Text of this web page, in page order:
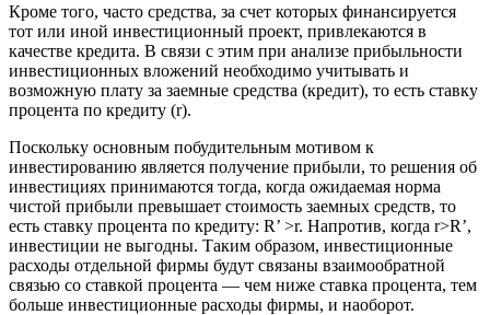
Кроме того, часто средства, за счет которых финансируется
тот или иной инвестиционный проект, привлекаются в
качестве кредита. В связи с этим при анализе прибыльности
инвестиционных вложений необходимо учитывать и
возможную плату за заемные средства (кредит), то есть ставку
процента по кредиту (r).
Поскольку основным побудительным мотивом к
инвестированию является получение прибыли, то решения об
инвестициях принимаются тогда, когда ожидаемая норма
чистой прибыли превышает стоимость заемных средств, то
есть ставку процента по кредиту: R’ >r. Напротив, когда r>R’,
инвестиции не выгодны. Таким образом, инвестиционные
расходы отдельной фирмы будут связаны взаимообратной
связью со ставкой процента — чем ниже ставка процента, тем
больше инвестиционные расходы фирмы, и наоборот.